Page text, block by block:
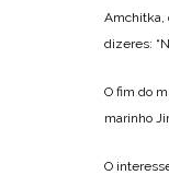
Amchitka,
dizeres:
O fim do
marinho
O